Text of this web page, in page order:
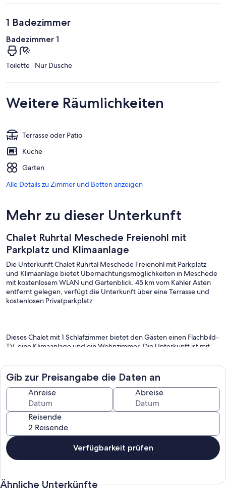
1 Badezimmer
Badezimmer 1
Toilette · Nur Dusche
Weitere Räumlichkeiten
Terrasse oder Patio
Küche
Garten
Alle Details zu Zimmer und Betten anzeigen
Mehr zu dieser Unterkunft
Chalet Ruhrtal Meschede Freienohl mit
Parkplatz und Klimaanlage
Die Unterkunft Chalet Ruhrtal Meschede Freienohl mit Parkplatz
und Klimaanlage bietet Übernachtungsmöglichkeiten in Meschede
mit kostenlosem WLAN und Gartenblick. 45 km vom Kahler Asten
entfernt gelegen, verfügt die Unterkunft über eine Terrasse und
kostenlosen Privatparkplatz.
Dieses Chalet mit 1 Schlafzimmer bietet den Gästen einen Flachbild-
TV, eine Klimaanlage und ein Wohnzimmer. Die Unterkunft ist mit
Der Hauptbahnhof Hamm liegt 50 km von der Unterkunft entfernt,
während der Marktplatz Hamm ebenfalls 50 km entfernt ist. Der
nächstgelegene Flughafen ist der Flughafen Paderborn-Lippstadt,
49 km von der Unterkunft entfernt.
- Haustier erlaubt Kosten 15,00 € pro Haustier
Gib zur Preisangabe die Daten an
Anreise Abreise
Reisende
Verfügbarkeit prüfen
Ähnliche Unterkünfte